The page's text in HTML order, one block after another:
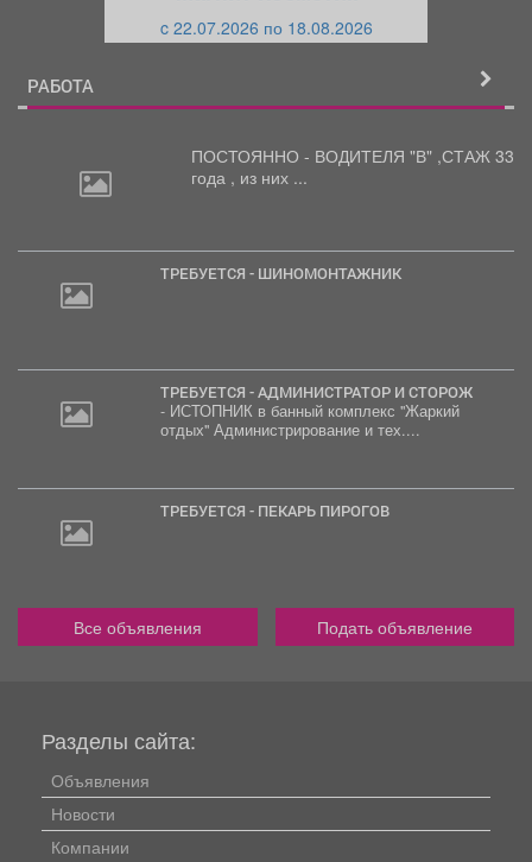
c 22.07.2026 по 18.08.2026
РАБОТА
ПОСТОЯННО - ВОДИТЕЛЯ "В" ,СТАЖ 33
года , из них ...
ТРЕБУЕТСЯ - ШИНОМОНТАЖНИК
ТРЕБУЕТСЯ - АДМИНИСТРАТОР И СТОРОЖ
- ИСТОПНИК в банный комплекс "Жаркий
отдых" Администрирование и тех....
ТРЕБУЕТСЯ - ПЕКАРЬ ПИРОГОВ
Все объявления Подать объявление
Разделы сайта:
Объявления
Новости
Компании